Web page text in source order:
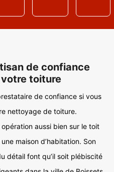
de confiance
toiture
de confiance si vous
nettoyage de toiture.
aussi bien sur le toit
maison d’habitation. Son
détail font qu’il soit plébiscité